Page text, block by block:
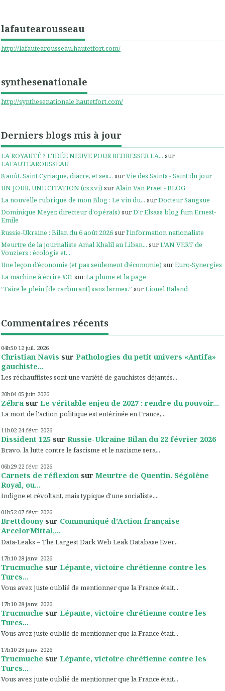
lafautearousseau
http://lafautearousseau.hautetfort.com/
synthesenationale
http://synthesenationale.hautetfort.com/
Derniers blogs mis à jour
LA ROYAUTÉ ? L'IDÉE NEUVE POUR REDRESSER LA... sur
LAFAUTEAROUSSEAU
8 août. Saint Cyriaque, diacre, et ses... surVie des Saints - Saint du jour
UN JOUR, UNE CITATION (cxxvi) surAlain Van Praet - BLOG
La nouvelle rubrique de mon Blog : Le vin du... surDocteur Sangsue
Dominique Meyer, directeur d'opéra(s) surD'r Elsass blog fum Ernest-
Emile
Russie-Ukraine : Bilan du 6 août 2026surl'information nationaliste
Meurtre de la journaliste Amal Khalil au Liban... surL'AN VERT de
Vouziers : écologie et...
Une leçon d’économie (et pas seulement d’économie) surEuro-Synergies
La machine à écrire #31 surLa plume et la page
”Faire le plein [de carburant] sans larmes.” surLionel Baland
Commentaires récents
04h50 12 juil. 2026
Christian Navis sur Pathologies du petit univers «Antifa»
gauchiste...
Les réchauffistes sont une variété de gauchistes déjantés...
20h04 05 juin 2026
Zébra sur Le véritable enjeu de 2027 : rendre du pouvoir...
La mort de l'action politique est entérinée en France,...
11h02 24 févr. 2026
Dissident 125 sur Russie-Ukraine Bilan du 22 février 2026
Bravo, la lutte contre le fascisme et le nazisme sera...
06h29 22 févr. 2026
Carnets de réflexion sur Meurtre de Quentin. Ségolène
Royal, ou...
Indigne et révoltant, mais typique d'une socialiste....
01h52 07 févr. 2026
Brettdoonysur Communiqué d’Action française –
ArcelorMittal,...
Data-Leaks – The Largest Dark Web Leak Database Ever...
17h10 28 janv. 2026
Trucmuche sur Lépante, victoire chrétienne contre les
Turcs...
Vous avez juste oublié de mentionner que la France était...
17h10 28 janv. 2026
Trucmuche sur Lépante, victoire chrétienne contre les
Turcs...
Vous avez juste oublié de mentionner que la France était...
17h10 28 janv. 2026
Trucmuche sur Lépante, victoire chrétienne contre les
Turcs...
Vous avez juste oublié de mentionner que la France était...